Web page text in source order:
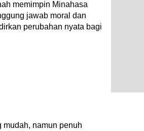
memimpin Minahasa
jawab moral dan
perubahan nyata bagi
mudah, namun penuh